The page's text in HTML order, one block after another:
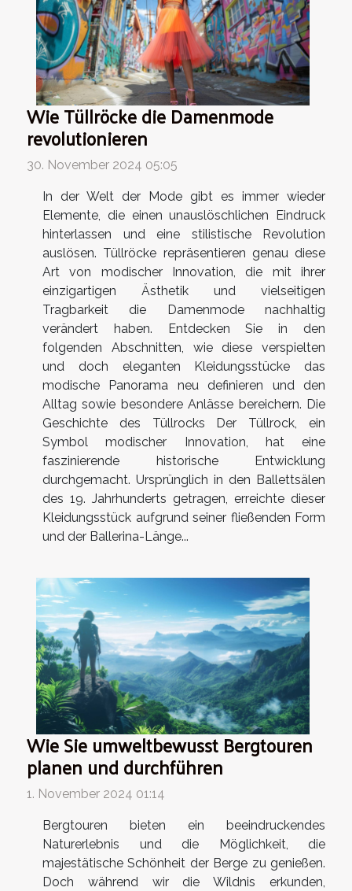
Wie Tüllröcke die Damenmode
revolutionieren
30. November 2024 05:05
In der Welt der Mode gibt es immer wieder
Elemente, die einen unauslöschlichen Eindruck
hinterlassen und eine stilistische Revolution
auslösen. Tüllröcke repräsentieren genau diese
Art von modischer Innovation, die mit ihrer
einzigartigen Ästhetik und vielseitigen
Tragbarkeit die Damenmode nachhaltig
verändert haben. Entdecken Sie in den
folgenden Abschnitten, wie diese verspielten
und doch eleganten Kleidungsstücke das
modische Panorama neu definieren und den
Alltag sowie besondere Anlässe bereichern. Die
Geschichte des Tüllrocks Der Tüllrock, ein
Symbol modischer Innovation, hat eine
faszinierende historische Entwicklung
durchgemacht. Ursprünglich in den Ballettsälen
des 19. Jahrhunderts getragen, erreichte dieser
Kleidungsstück aufgrund seiner fließenden Form
und der Ballerina-Länge...
Wie Sie umweltbewusst Bergtouren
planen und durchführen
1. November 2024 01:14
Bergtouren bieten ein beeindruckendes
Naturerlebnis und die Möglichkeit, die
majestätische Schönheit der Berge zu genießen.
Doch während wir die Wildnis erkunden,